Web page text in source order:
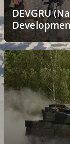
DEVGRU